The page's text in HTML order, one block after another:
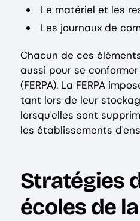
Le matériel et les
Les journaux de
Chacun de ces
aussi pour se
(FERPA). La FERPA
tant lors de leur
lorsqu'elles sont
les établissements
Stratégies
écoles de